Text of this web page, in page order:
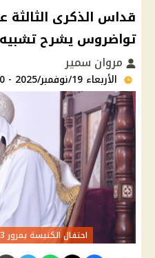
قداس الذكرى الثالثة
تواضروس يشرح تشبيه
مروان سمير
الأربعاء 19/نوفمبر/2025 - 07:00 ص
احتفال الكنيسة بمرور 13 عامًا على تجليس البابا تواضروس